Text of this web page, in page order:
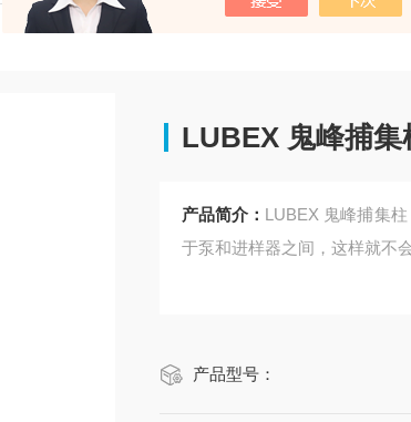
LUBEX 鬼峰捕
产品简介： LUBEX 鬼峰捕集
于泵和进样器之间，这样就不
产品型号：